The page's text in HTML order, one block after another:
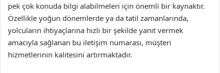
pek çok konuda bilgi alabilmeleri için önemli bir kaynaktır.
Özellikle yoğun dönemlerde ya da tatil zamanlarında,
yolcuların ihtiyaçlarına hızlı bir şekilde yanıt vermek
amacıyla sağlanan bu iletişim numarası, müşteri
hizmetlerinin kalitesini artırmaktadır.